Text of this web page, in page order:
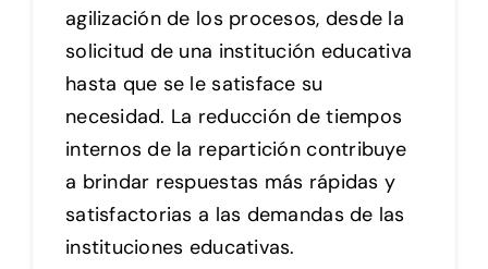
agilización de los procesos, desde la
solicitud de una institución educativa
hasta que se le satisface su
necesidad. La reducción de tiempos
internos de la repartición contribuye
a brindar respuestas más rápidas y
satisfactorias a las demandas de las
instituciones educativas.